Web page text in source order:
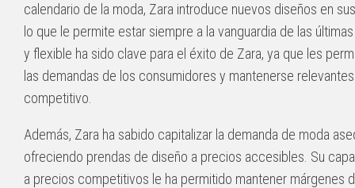
calendario de la moda, Zara introduce nuevos diseños en
lo que le permite estar siempre a la vanguardia de las
y flexible ha sido clave para el éxito de Zara, ya que les
las demandas de los consumidores y mantenerse
competitivo.
Además, Zara ha sabido capitalizar la demanda de moda
ofreciendo prendas de diseño a precios accesibles. Su
a precios competitivos le ha permitido mantener márgenes